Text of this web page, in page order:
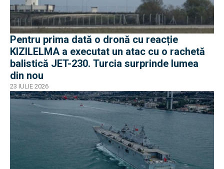
Pentru prima dată o dronă cu reacție
KIZILELMA a executat un atac cu o rachetă
balistică JET-230. Turcia surprinde lumea
din nou
23 IULIE 2026